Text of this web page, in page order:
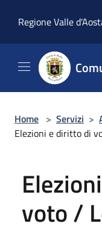
Regione Valle
Home > Servizi >
Elezioni e diritto di
voto /